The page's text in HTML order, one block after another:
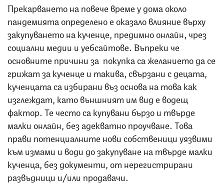
Прекарването на повече време у дома около
пандемията определено е оказало влияние върху
закупуването на кученце, предимно онлайн, чрез
социални медии и уебсайтове. Въпреки че
основните причини за покупка са желанието да се
грижат за кученце и такива, свързани с децата,
кученцата са избирани въз основа на това как
изглеждат, като външният им вид е водещ
фактор. Те често са купувани бързо и твърде
малки онлайн, без адекватно проучване. Това
прави потенциалните нови собственици уязвими
към измами и води до закупуване на твърде малки
кученца, без документи, от нерегистрирани
развъдници и/или продавачи.